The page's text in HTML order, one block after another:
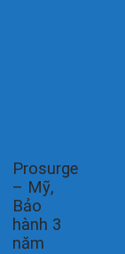
Prosurge
– Mỹ,
Bảo
hành 3
năm